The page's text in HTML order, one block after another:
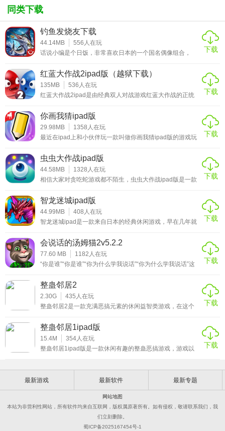
V2.8.7更新内容：
想知道有哪些星星吗？
加入这个月的星座主题活动：宇宙巡航，和我们一起探索宇
宙吧！
新更新：
- 专属的新主题画画类别
- 在 Guess Something 模式中解锁富有挑战性的关卡
- 完成任务领取丰富奖励
活动限时开放。注意，更多新活动和内容即将推出！
祝你在最新的更新中玩得开心，谢谢！
除 Facebook 以外，现在你可以通过别的社交app来邀请小伙
伴并分享自己的大作啦。
同类下载
钓鱼发烧友下载
44.14MB 556 人在玩
话说小编是个日饭，非常喜欢日本的一个国名偶像组合，
鱼把自己晒的特别特别黑，化妆都挡不住的黑。对于钓鱼能
如此执着，表示不理解，可能是因为小编没有钓过鱼所以不
能体会钓鱼带来的快乐吧。嘛嘛，今天要推荐给大家的一款
游戏就是钓鱼发烧友下载，虽说是3D但是整体画面并不是
收杆整个过程都非常真实，尤其是鱼儿咬钩时候激起的波
浪，还有鱼儿挣扎时候的肢体表现，简直是棒！在钓
下载
红蓝大作战2ipad版（越狱下载）
135MB 536 人在玩
红蓝大作战2ipad是由经典双人对战游戏红蓝大作战的正统
受休闲玩家的喜爱，红蓝两色的萌系细菌也是在小朋友心中
留下了很深的印象。游戏的画面风格还是采用原作的那种简
约风格，不过这次对于这些细菌的形象却是有了更加细致的
刻画，游戏采用了全新的软体物理系统，给游戏中的细菌添
下载
你画我猜ipad版
29.98MB 1358 人在玩
最近在ipad上和小伙伴玩一款叫做你画我猜ipad版的游戏玩
画的那种神秘感。这款游戏是国外的一款休闲社交类游戏，
这国内也是让玩家们赞不绝口的爆笑游戏，游戏的画面有点
类似于一些社交软件的界面，在游戏的同时你也可以结交到
一些有意思的朋友。游戏的玩法非常的简单，点击下方菜单
的方式将这个词通过画的方式呈现给其他人，猜画者需要根
据画中所给出的提示来猜出那个词，如
下载
虫虫大作战ipad版
44.58MB 1328 人在玩
相信大家对贪吃蛇游戏都不陌生，虫虫大作战ipad版是一款
更是融入了新颖有趣的特点，让你在游戏中尽享欢乐。玩家
可以查看自己目前的段位以及当前赛季的排名情况，更有历
史最高成绩可供用户查询。玩家还可以将游戏分享出去，让
你的小伙伴一起加入，分享能获得更多的气球，获得更有利
下载
智龙迷城ipad版
44.99MB 408 人在玩
智龙迷城ipad是一款来自日本的经典休闲游戏，早在几年就
品，游戏中加入了口袋妖怪的宠物收集、养成系统，玩法上
更是融入了消除游戏的玩法。游戏的画面采用了日系动漫的
风格，无论是娇小可爱的英雄人物，还是威风凛凛的神兽都
会在上半部分的战斗画面中表现出来，而下半部分则是那些
下载
会说话的汤姆猫2v5.2.2
77.60 MB 1182 人在玩
“你是谁”“你是谁”“你为什么学我说话”“你为什么学我说话”这
话，你可以将自己的声音通过它发给朋友哦。还可跟汤姆一
起玩耍，抚摸他、戳戳他，在迷你游戏中向他发起挑战并赢
取金币。这游戏止步于此了么，不是，如果你有心的话还可
以将汤姆打扮的漂漂亮亮的，又或是任何你喜欢的样子。无
下载
整蛊邻居2
2.30G 435 人在玩
整蛊邻居2是一款充满恶搞元素的休闲益智类游戏，在这个
使用隐藏的道具来整蛊自己的邻居，每个关卡中根据不同的
道具会使邻居产生不同的活力价值，毕竟游戏的目的是让邻
居生气发飙，感兴趣的小伙伴赶紧来下载这款整蛊邻居2游
戏体验吧。
下载
整蛊邻居1ipad版
15.4M 354人在玩
整蛊邻居1ipad版是一款休闲有趣的整蛊恶搞游戏，游戏以
活，千万不要把游戏当成生活，感兴趣的小伙伴赶紧来下载
这款整蛊邻居1游戏体验吧。
下载
最新游戏 最新软件 最新专题
网站地图
本站为非营利性网站，所有软件均来自互联网，版权属原著所有。如有侵权，敬请联系我们，我
们立刻删除。
蜀ICP备2025167454号-1